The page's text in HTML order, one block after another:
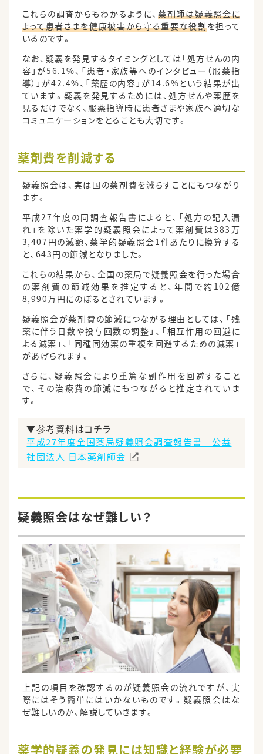
これらの調査からもわかるように、薬剤師は疑義照会に
よって患者さまを健康被害から守る重要な役割を担って
いるのです。
なお、疑義を発見するタイミングとしては「処方せんの内
容」が56.1%、「患者・家族等へのインタビュー（服薬指
導）」が42.4%、「薬歴の内容」が14.6%という結果が出
ています。疑義を発見するためには、処方せんや薬歴を
見るだけでなく、服薬指導時に患者さまや家族へ適切な
コミュニケーションをとることも大切です。
薬剤費を削減する
疑義照会は、実は国の薬剤費を減らすことにもつながり
ます。
平成27年度の同調査報告書によると、「処方の記入漏
れ」を除いた薬学的疑義照会によって薬剤費は383万
3,407円の減額、薬学的疑義照会1件あたりに換算する
と、643円の節減となりました。
これらの結果から、全国の薬局で疑義照会を行った場合
の薬剤費の節減効果を推定すると、年間で約102億
8,990万円にのぼるとされています。
疑義照会が薬剤費の節減につながる理由としては、「残
薬に伴う日数や投与回数の調整」、「相互作用の回避に
よる減薬」、「同種同効薬の重複を回避するための減薬」
があげられます。
さらに、疑義照会により重篤な副作用を回避すること
で、その治療費の節減にもつながると推定されていま
す。
▼参考資料はコチラ
平成27年度全国薬局疑義照会調査報告書｜公益
社団法人 日本薬剤師会
疑義照会はなぜ難しい？
上記の項目を確認するのが疑義照会の流れですが、実
際にはそう簡単にはいかないものです。疑義照会はな
ぜ難しいのか、解説していきます。
薬学的疑義の発見には知識と経験が必要